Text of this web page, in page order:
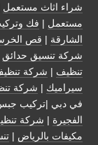
شراء اثاث مستعمل
مستعمل | فك
الشارقة | قص
شركة تنسيق حدائق
تنظيف | شركة
سيراميك | شركة
في دبي |تركيب
الفجيرة | شركة
مكيفات بالرياض |